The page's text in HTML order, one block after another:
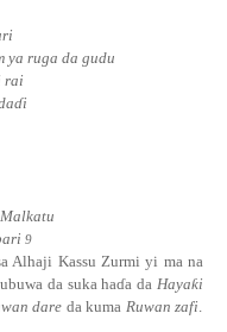
ya ruga da gudu
rai
ɗi
9
Alhaji Kassu Zurmi yi ma na
da sukahaɗa daHayaƙi
dare da kuma Ruwan zafi.